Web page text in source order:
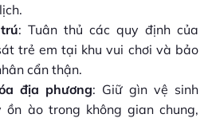
: Tuân thủ các quy định của
trẻ em tại khu vui chơi và bảo
cẩn thận.
địa phương: Giữ gìn vệ sinh
ồn ào trong không gian chung,